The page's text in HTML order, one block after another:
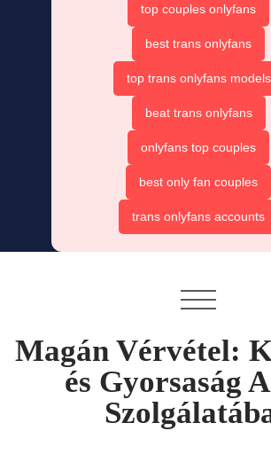
top couples onlyfans
best trans onlyfans
top trans onlyfans models
beat trans onlyfans
onlyfans top couples
best only fan couples
trans onlyfans accounts
Magán Vérvétel:
és Gyorsaság